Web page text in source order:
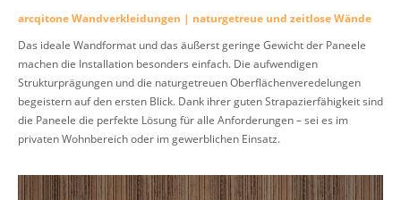
arcqitone Wandverkleidungen | naturgetreue und zeitlose Wände
Das ideale Wandformat und das äußerst geringe Gewicht der Paneele
machen die Installation besonders einfach. Die aufwendigen
Strukturprägungen und die naturgetreuen Oberflächenveredelungen
begeistern auf den ersten Blick. Dank ihrer guten Strapazierfähigkeit sind
die Paneele die perfekte Lösung für alle Anforderungen – sei es im
privaten Wohnbereich oder im gewerblichen Einsatz.